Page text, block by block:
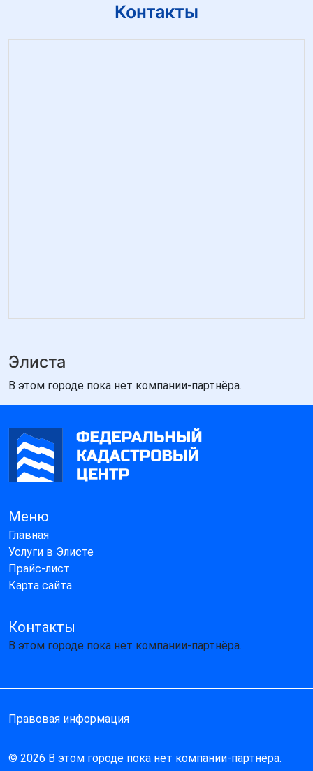
Контакты
Элиста
В этом городе пока нет компании-партнёра.
Меню
Главная
Услуги в Элисте
Прайс-лист
Карта сайта
Контакты
В этом городе пока нет компании-партнёра.
© 2026 В этом городе пока нет компании-партнёра.
Правовая информация